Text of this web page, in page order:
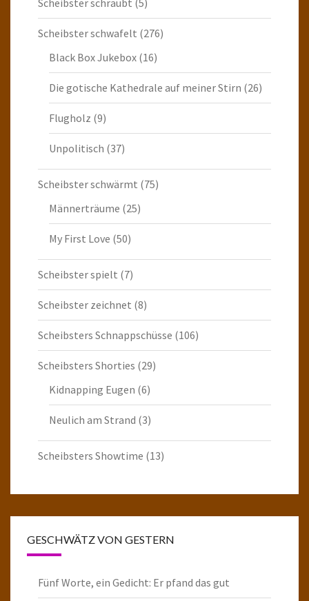
Scheibster schwafelt (276)
Black Box Jukebox (16)
Die gotische Kathedrale auf meiner Stirn (26)
Flugholz (9)
Unpolitisch (37)
Scheibster schwärmt (75)
Männerträume (25)
My First Love (50)
Scheibster spielt (7)
Scheibster zeichnet (8)
Scheibsters Schnappschüsse (106)
Scheibsters Shorties (29)
Kidnapping Eugen (6)
Neulich am Strand (3)
Scheibsters Showtime (13)
GESCHWÄTZ VON GESTERN
Fünf Worte, ein Gedicht: Er pfand das gut